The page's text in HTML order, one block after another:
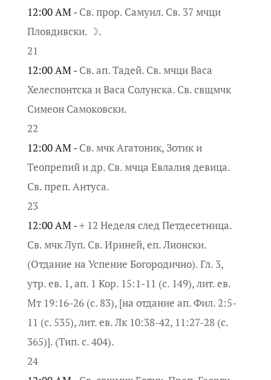
12:00 AM - Св. прор. Самуил. Св. 37 мчци
Пловдивски. ☽.
21
12:00 AM - Св. ап. Тадей. Св. мчци Васа
Хелеспонтска и Васа Солунска. Св. свщмчк
Симеон Самоковски.
22
12:00 AM - Св. мчк Агатоник, Зотик и
Теопрепий и др. Св. мчца Евлалия девица.
Св. преп. Антуса.
23
12:00 AM -+ 12 Неделя след Петдесетница.
Св. мчк Луп. Св. Ириней, еп. Лионски.
(Отдание на Успение Богородично). Гл. 3,
утр. ев. 1, ап. 1 Кор. 15:1-11 (с. 149), лит. ев.
Мт 19:16-26 (с. 83), [на отдание ап. Фил. 2:5-
11 (с. 535), лит. ев. Лк 10:38-42, 11:27-28 (с.
365)]. (Тип. с. 404).
24